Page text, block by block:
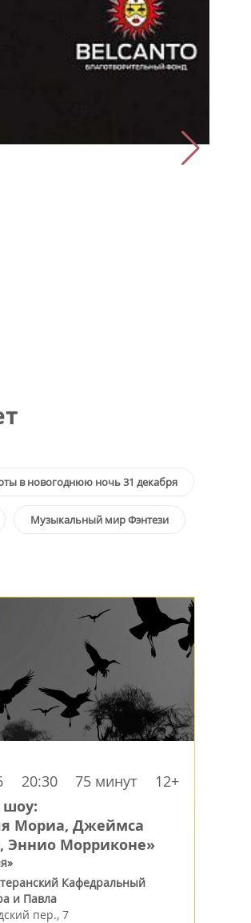
в новогоднюю ночь 31 декабря
Музыкальный мир Фэнтези
20:30 75 минут 12+
шоу:
Мориа, Джеймса
Эннио Морриконе»
Кафедральный
и Павла
пер., 7